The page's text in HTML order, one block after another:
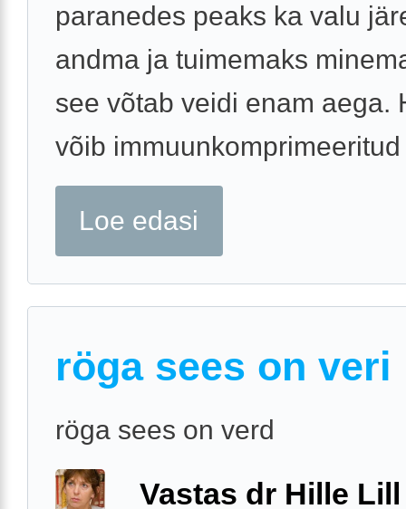
paranedes peaks ka valu
andma ja tuimemaks
see võtab veidi enam aega.
võib immuunkomprimeeritud
Loe edasi
röga sees on veri
röga sees on verd
Vastas dr Hille Lill